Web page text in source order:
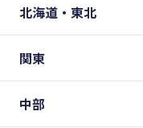
北海道・東北
関東
中部